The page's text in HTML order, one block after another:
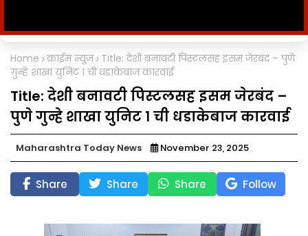
Home क्राईम न्यूज Title: देशी बनावटी पिस्टलसह इसम जेरबंद – पुणे
गुन्हे शाखा युनिट १ ची धडाकेबाज कारवाई
Title: देशी बनावटी पिस्टलसह इसम जेरबंद –
पुणे गुन्हे शाखा युनिट १ ची धडाकेबाज कारवाई
Maharashtra Today News November 23, 2025
Share Share Share Follow